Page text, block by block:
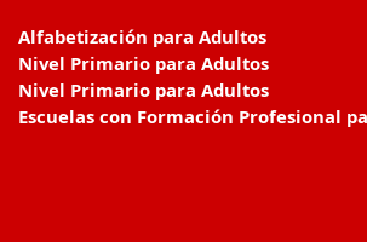
Alfabetización para Adultos
Nivel Primario para Adultos
Nivel Primario para Adultos
Escuelas con Formación Profesional